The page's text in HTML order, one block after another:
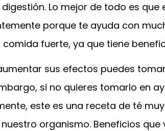
Lo mejor de todo es
porque te ayuda con
comida fuerte, ya que tiene
sus efectos puedes
si no quieres tomarlo en
este es una receta de té
organismo. Beneficios